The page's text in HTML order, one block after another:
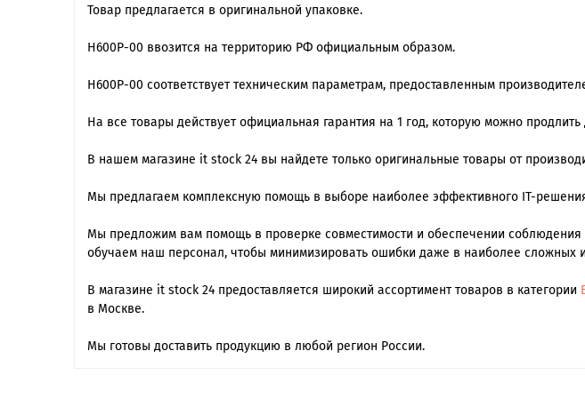
Товар предлагается в оригинальной упаковке.
H600P-00 ввозится на территорию РФ официальным образом.
H600P-00 cоответствует техническим параметрам, предоставленным
На все товары действует официальная гарантия на 1 год, которую можно продлить
В нашем магазине it stock 24 вы найдете только оригинальные товары от
Мы предлагаем комплексную помощь в выборе наиболее эффективного IT-
Мы предложим вам помощь в проверке совместимости и обеспечении
обучаем наш персонал, чтобы минимизировать ошибки даже в наиболее сложных
В магазине it stock 24 предоставляется широкий ассортимент товаров в категории
в Москве.
Мы готовы доставить продукцию в любой регион России.